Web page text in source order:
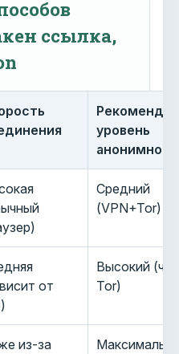
ссылка,
уровень
Средний
(VPN+Tor)
от
Высокий
Tor)
из-за